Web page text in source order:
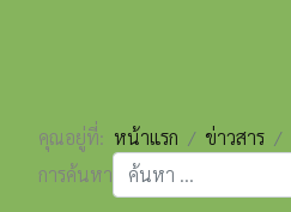
คุณอยู่ที่: หน้าแรก ข่าวสาร
การค้นหา